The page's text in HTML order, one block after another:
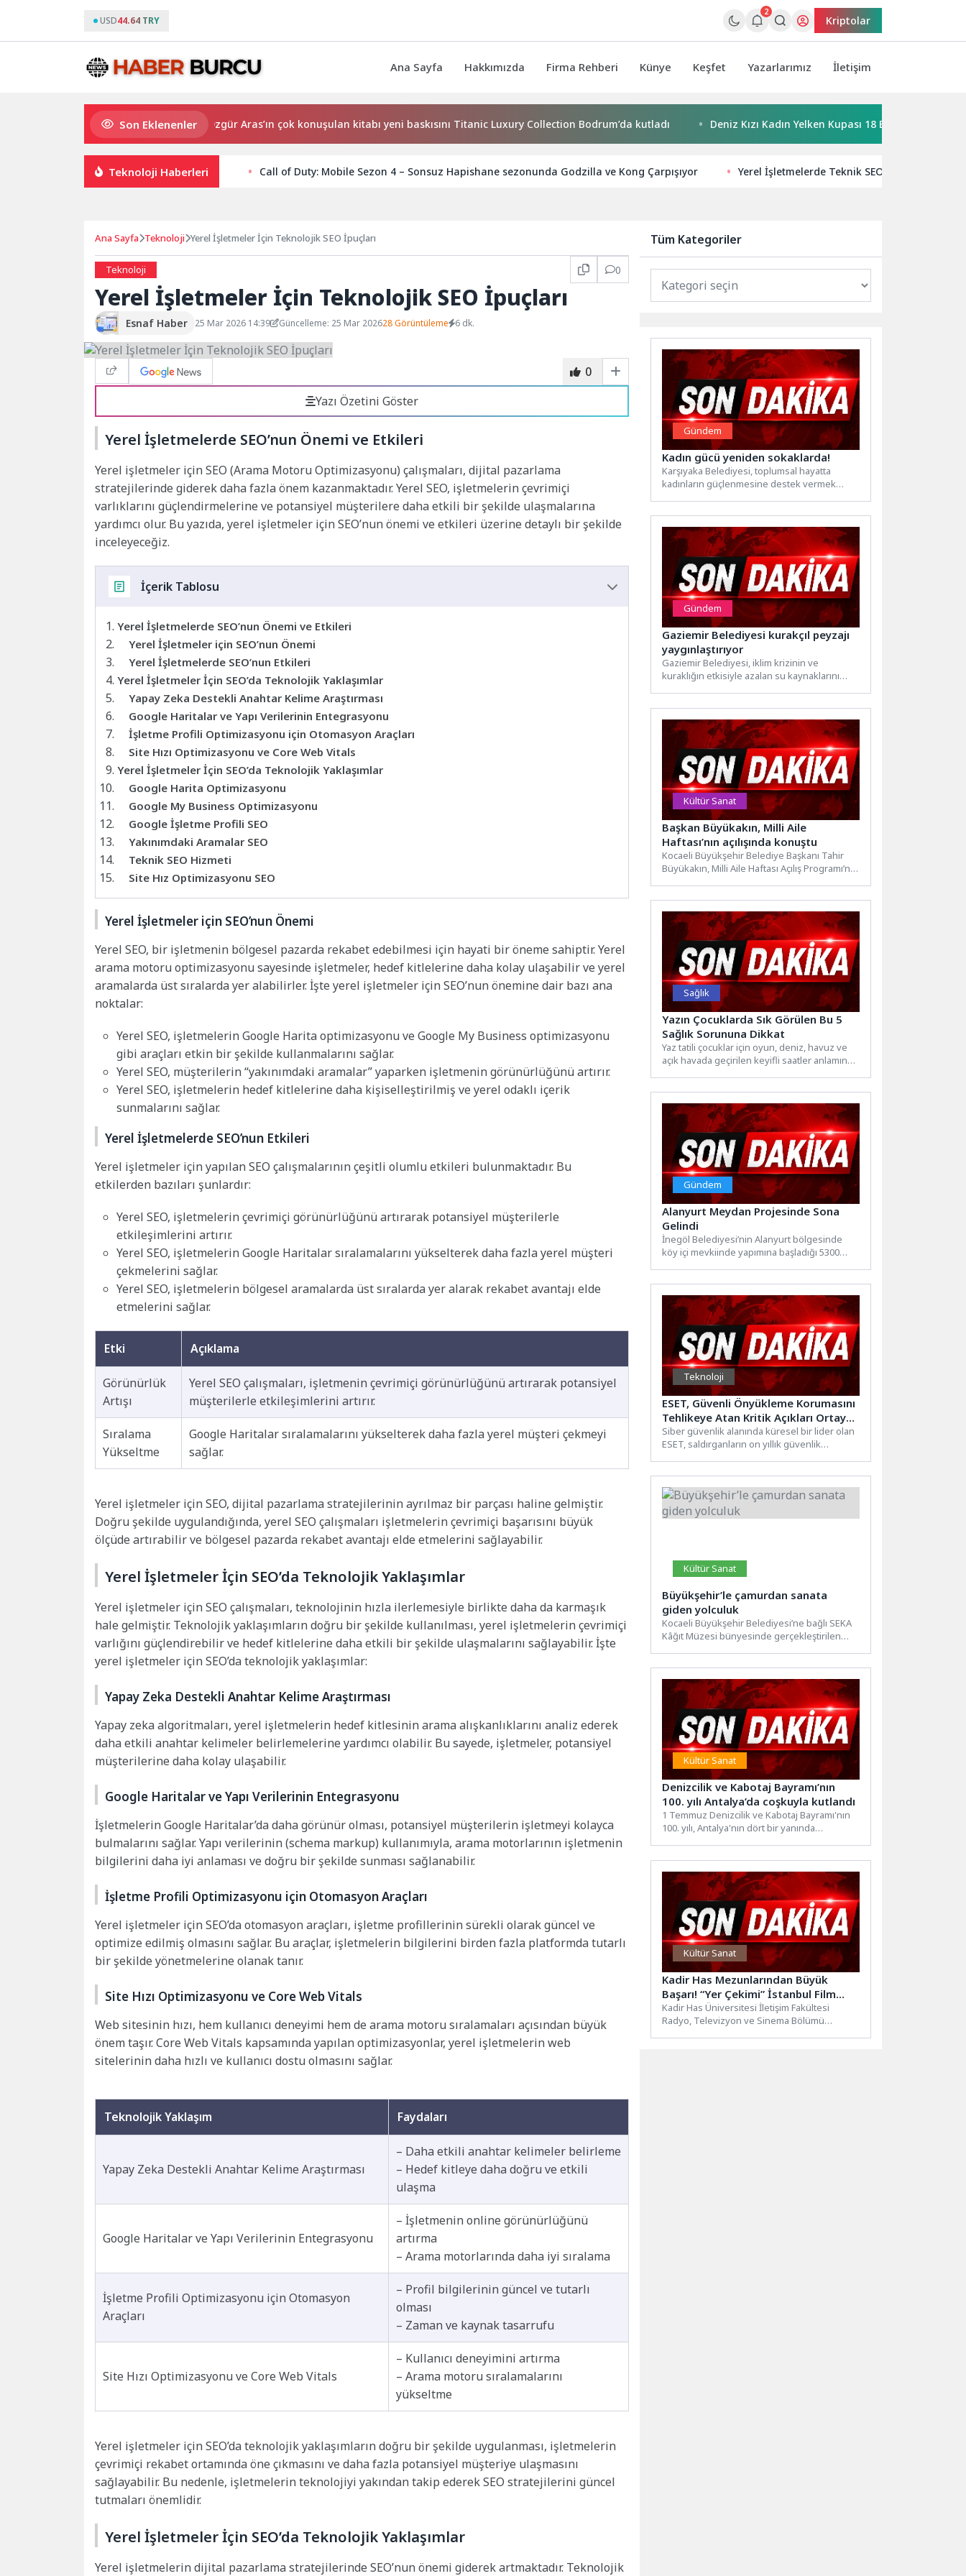
USD44.64 TRY
2
Kriptolar
Ana Sayfa Hakkımızda Firma Rehberi Künye Keşfet Yazarlarımız İletişim
Son Eklenenler
Bodrum’da anlamlı buluşma! Özgür Aras’ın çok konuşulan kitabı yeni baskısını Titanic Luxury Collection Bodrum’da kutladı Deniz Kızı Kadın Yelken Kupası 18 Ekim’de
Teknoloji Haberleri Call of Duty: Mobile Sezon 4 – Sonsuz Hapishane sezonunda Godzilla ve Kong Çarpışıyor Yerel İşletmelerde Teknik SEO ile Dijital
Ana Sayfa Teknoloji Yerel İşletmeler İçin Teknolojik SEO İpuçları
Teknoloji 0
Yerel İşletmeler İçin Teknolojik SEO İpuçları
Esnaf Haber 25 Mar 2026 14:39 Güncelleme: 25 Mar 202628 Görüntüleme 6 dk.
0
Yazı Özetini Göster
Yerel İşletmelerde SEO’nun Önemi ve Etkileri
Yerel işletmeler için SEO (Arama Motoru Optimizasyonu) çalışmaları, dijital pazarlama
stratejilerinde giderek daha fazla önem kazanmaktadır. Yerel SEO, işletmelerin çevrimiçi
varlıklarını güçlendirmelerine ve potansiyel müşterilere daha etkili bir şekilde ulaşmalarına
yardımcı olur. Bu yazıda, yerel işletmeler için SEO’nun önemi ve etkileri üzerine detaylı bir şekilde
inceleyeceğiz.
İçerik Tablosu
Yerel İşletmelerde SEO’nun Önemi ve Etkileri
Yerel İşletmeler için SEO’nun Önemi
Yerel İşletmelerde SEO’nun Etkileri
Yerel İşletmeler İçin SEO’da Teknolojik Yaklaşımlar
Yapay Zeka Destekli Anahtar Kelime Araştırması
Google Haritalar ve Yapı Verilerinin Entegrasyonu
İşletme Profili Optimizasyonu için Otomasyon Araçları
Site Hızı Optimizasyonu ve Core Web Vitals
Yerel İşletmeler İçin SEO’da Teknolojik Yaklaşımlar
Google Harita Optimizasyonu
Google My Business Optimizasyonu
Google İşletme Profili SEO
Yakınımdaki Aramalar SEO
Teknik SEO Hizmeti
Site Hız Optimizasyonu SEO
Yerel İşletmeler için SEO’nun Önemi
Yerel SEO, bir işletmenin bölgesel pazarda rekabet edebilmesi için hayati bir öneme sahiptir. Yerel
arama motoru optimizasyonu sayesinde işletmeler, hedef kitlelerine daha kolay ulaşabilir ve yerel
aramalarda üst sıralarda yer alabilirler. İşte yerel işletmeler için SEO’nun önemine dair bazı ana
noktalar:
Yerel SEO, işletmelerin Google Harita optimizasyonu ve Google My Business optimizasyonu
gibi araçları etkin bir şekilde kullanmalarını sağlar.
Yerel SEO, müşterilerin “yakınımdaki aramalar” yaparken işletmenin görünürlüğünü artırır.
Yerel SEO, işletmelerin hedef kitlelerine daha kişiselleştirilmiş ve yerel odaklı içerik
sunmalarını sağlar.
Yerel İşletmelerde SEO’nun Etkileri
Yerel işletmeler için yapılan SEO çalışmalarının çeşitli olumlu etkileri bulunmaktadır. Bu
etkilerden bazıları şunlardır:
Yerel SEO, işletmelerin çevrimiçi görünürlüğünü artırarak potansiyel müşterilerle
etkileşimlerini artırır.
Yerel SEO, işletmelerin Google Haritalar sıralamalarını yükselterek daha fazla yerel müşteri
çekmelerini sağlar.
Yerel SEO, işletmelerin bölgesel aramalarda üst sıralarda yer alarak rekabet avantajı elde
etmelerini sağlar.
Etki Açıklama
Görünürlük
Artışı
Yerel SEO çalışmaları, işletmenin çevrimiçi görünürlüğünü artırarak potansiyel
müşterilerle etkileşimlerini artırır.
Sıralama
Yükseltme
Google Haritalar sıralamalarını yükselterek daha fazla yerel müşteri çekmeyi
sağlar.
Yerel işletmeler için SEO, dijital pazarlama stratejilerinin ayrılmaz bir parçası haline gelmiştir.
Doğru şekilde uygulandığında, yerel SEO çalışmaları işletmelerin çevrimiçi başarısını büyük
ölçüde artırabilir ve bölgesel pazarda rekabet avantajı elde etmelerini sağlayabilir.
Yerel İşletmeler İçin SEO’da Teknolojik Yaklaşımlar
Yerel işletmeler için SEO çalışmaları, teknolojinin hızla ilerlemesiyle birlikte daha da karmaşık
hale gelmiştir. Teknolojik yaklaşımların doğru bir şekilde kullanılması, yerel işletmelerin çevrimiçi
varlığını güçlendirebilir ve hedef kitlelerine daha etkili bir şekilde ulaşmalarını sağlayabilir. İşte
yerel işletmeler için SEO’da teknolojik yaklaşımlar:
Yapay Zeka Destekli Anahtar Kelime Araştırması
Yapay zeka algoritmaları, yerel işletmelerin hedef kitlesinin arama alışkanlıklarını analiz ederek
daha etkili anahtar kelimeler belirlemelerine yardımcı olabilir. Bu sayede, işletmeler, potansiyel
müşterilerine daha kolay ulaşabilir.
Google Haritalar ve Yapı Verilerinin Entegrasyonu
İşletmelerin Google Haritalar’da daha görünür olması, potansiyel müşterilerin işletmeyi kolayca
bulmalarını sağlar. Yapı verilerinin (schema markup) kullanımıyla, arama motorlarının işletmenin
bilgilerini daha iyi anlaması ve doğru bir şekilde sunması sağlanabilir.
İşletme Profili Optimizasyonu için Otomasyon Araçları
Yerel işletmeler için SEO’da otomasyon araçları, işletme profillerinin sürekli olarak güncel ve
optimize edilmiş olmasını sağlar. Bu araçlar, işletmelerin bilgilerini birden fazla platformda tutarlı
bir şekilde yönetmelerine olanak tanır.
Site Hızı Optimizasyonu ve Core Web Vitals
Web sitesinin hızı, hem kullanıcı deneyimi hem de arama motoru sıralamaları açısından büyük
önem taşır. Core Web Vitals kapsamında yapılan optimizasyonlar, yerel işletmelerin web
sitelerinin daha hızlı ve kullanıcı dostu olmasını sağlar.
Teknolojik Yaklaşım Faydaları
Yapay Zeka Destekli Anahtar Kelime Araştırması
– Daha etkili anahtar kelimeler belirleme
– Hedef kitleye daha doğru ve etkili
ulaşma
Google Haritalar ve Yapı Verilerinin Entegrasyonu
– İşletmenin online görünürlüğünü
artırma
– Arama motorlarında daha iyi sıralama
İşletme Profili Optimizasyonu için Otomasyon
Araçları
– Profil bilgilerinin güncel ve tutarlı
olması
– Zaman ve kaynak tasarrufu
Site Hızı Optimizasyonu ve Core Web Vitals
– Kullanıcı deneyimini artırma
– Arama motoru sıralamalarını
yükseltme
Yerel işletmeler için SEO’da teknolojik yaklaşımların doğru bir şekilde uygulanması, işletmelerin
çevrimiçi rekabet ortamında öne çıkmasını ve daha fazla potansiyel müşteriye ulaşmasını
sağlayabilir. Bu nedenle, işletmelerin teknolojiyi yakından takip ederek SEO stratejilerini güncel
tutmaları önemlidir.
Yerel İşletmeler İçin SEO’da Teknolojik Yaklaşımlar
Yerel işletmelerin dijital pazarlama stratejilerinde SEO’nun önemi giderek artmaktadır. Teknolojik
Tüm Kategoriler
Gündem
Kadın gücü yeniden sokaklarda!
Karşıyaka Belediyesi, toplumsal hayatta
kadınların güçlenmesine destek vermek
Gündem
Gaziemir Belediyesi kurakçıl peyzajı
yaygınlaştırıyor
Gaziemir Belediyesi, iklim krizinin ve
kuraklığın etkisiyle azalan su kaynaklarını
Kültür Sanat
Başkan Büyükakın, Milli Aile
Haftası’nın açılışında konuştu
Kocaeli Büyükşehir Belediye Başkanı Tahir
Büyükakın, Milli Aile Haftası Açılış Programı’na
Sağlık
Yazın Çocuklarda Sık Görülen Bu 5
Sağlık Sorununa Dikkat
Yaz tatili çocuklar için oyun, deniz, havuz ve
açık havada geçirilen keyifli saatler anlamına
Gündem
Alanyurt Meydan Projesinde Sona
Gelindi
İnegöl Belediyesi’nin Alanyurt bölgesinde
köy içi mevkiinde yapımına başladığı 5300
Teknoloji
ESET, Güvenli Önyükleme Korumasını
Tehlikeye Atan Kritik Açıkları Ortaya
Çıkardı
Siber güvenlik alanında küresel bir lider olan
ESET, saldırganların on yıllık güvenlik
Kültür Sanat
Büyükşehir’le çamurdan sanata
giden yolculuk
Kocaeli Büyükşehir Belediyesi’ne bağlı SEKA
Kâğıt Müzesi bünyesinde gerçekleştirilen
Kültür Sanat
Denizcilik ve Kabotaj Bayramı’nın
100. yılı Antalya’da coşkuyla kutlandı
1 Temmuz Denizcilik ve Kabotaj Bayramı'nın
100. yılı, Antalya'nın dört bir yanında
Kültür Sanat
Kadir Has Mezunlarından Büyük
Başarı! “Yer Çekimi” İstanbul Film
Festivali’nde Zirvede
Kadir Has Üniversitesi İletişim Fakültesi
Radyo, Televizyon ve Sinema Bölümü